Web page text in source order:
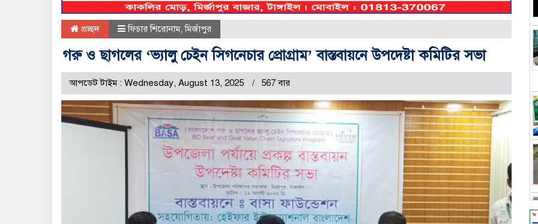
প্রচ্ছদ ফিচার শিরোনাম,মির্জাপুর
গরু ও ছাগলের ‘ভ্যালু চেইন সিগনেচার প্রোগ্রাম’ বাস্তবায়নে উপদেষ্টা কমিটির সভা
আপডেট টাইম : Wednesday, August 13, 2025 567 বার